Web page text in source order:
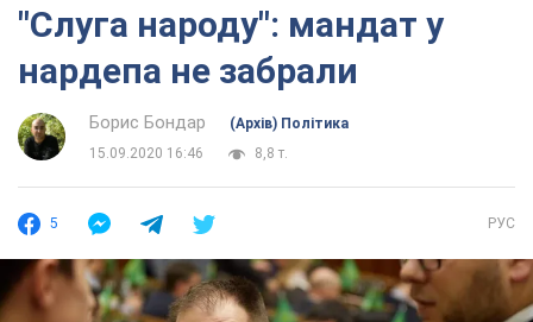
"Слуга народу": мандат у
нардепа не забрали
Борис Бондар
(Архів) Політика
15.09.2020 16:46
8,8 т.
5 РУС